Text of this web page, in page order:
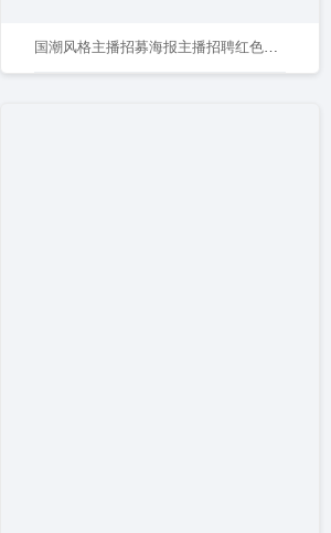
国潮风格主播招募海报主播招聘红色宣传海报